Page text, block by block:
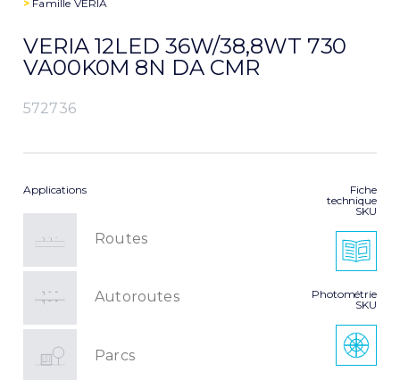
> Famille VERIA
VERIA 12LED 36W/38,8WT 730
VA00K0M 8N DA CMR
572736
Applications
Routes
Autoroutes
Parcs
Fiche
technique
SKU
Photométrie
SKU